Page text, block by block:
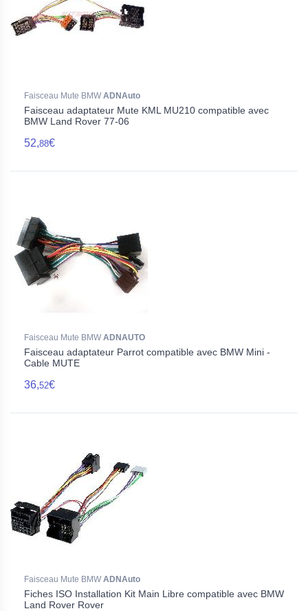
Faisceau Mute BMW ADNAuto
Faisceau adaptateur Mute KML MU210 compatible avec
BMW Land Rover 77-06
52,88€
Faisceau Mute BMW ADNAUTO
Faisceau adaptateur Parrot compatible avec BMW Mini -
Cable MUTE
36,52€
Faisceau Mute BMW ADNAuto
Fiches ISO Installation Kit Main Libre compatible avec BMW
Land Rover Rover